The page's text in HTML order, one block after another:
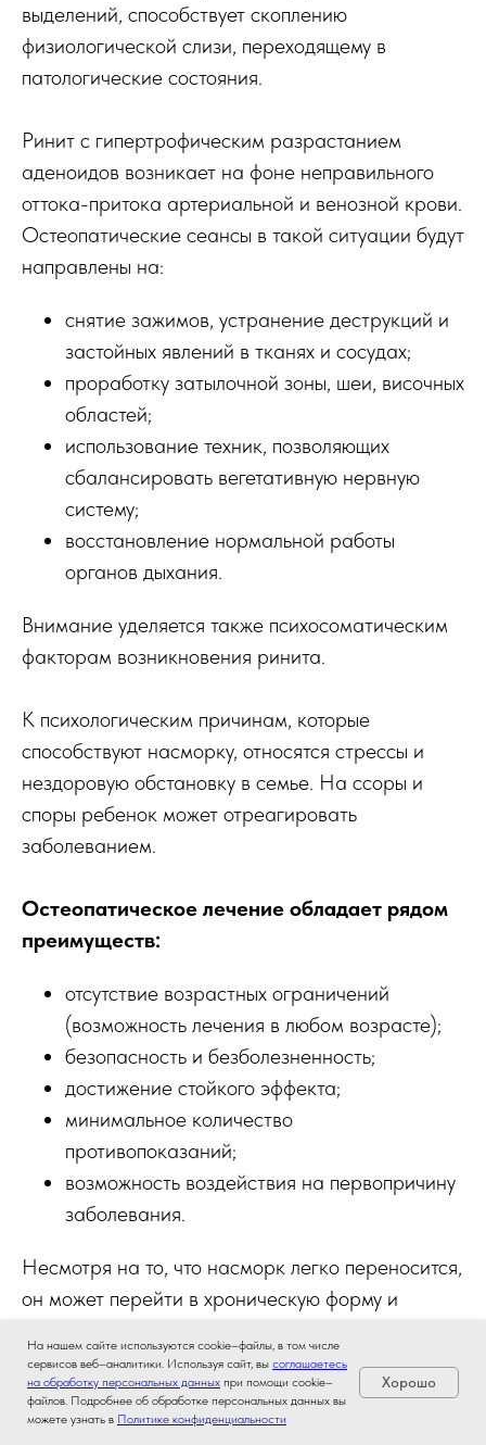
выделений, способствует скоплению
физиологической слизи, переходящему в
патологические состояния.
Ринит с гипертрофическим разрастанием
аденоидов возникает на фоне неправильного
оттока-притока артериальной и венозной крови.
Остеопатические сеансы в такой ситуации будут
направлены на:
снятие зажимов, устранение деструкций и
застойных явлений в тканях и сосудах;
проработку затылочной зоны, шеи, височных
областей;
использование техник, позволяющих
сбалансировать вегетативную нервную
систему;
восстановление нормальной работы
органов дыхания.
Внимание уделяется также психосоматическим
факторам возникновения ринита.
К психологическим причинам, которые
способствуют насморку, относятся стрессы и
нездоровую обстановку в семье. На ссоры и
споры ребенок может отреагировать
заболеванием.
Остеопатическое лечение обладает рядом
преимуществ:
отсутствие возрастных ограничений
(возможность лечения в любом возрасте);
безопасность и безболезненность;
достижение стойкого эффекта;
минимальное количество
противопоказаний;
возможность воздействия на первопричину
заболевания.
Несмотря на то, что насморк легко переносится,
он может перейти в хроническую форму и
нормально расти и развиваться.
Поэтому кроме симптоматической терапии,
На нашем сайте используются cookie–файлы, в том числе
сервисов веб–аналитики. Используя сайт, вы соглашаетесь
на обработку персональных данных при помощи cookie–
файлов. Подробнее об обработке персональных данных вы
можете узнать в Политике конфиденциальности
Хорошо